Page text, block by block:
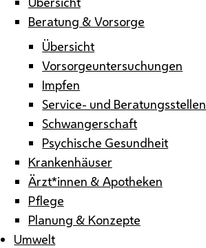
Beratung & Vorsorge
Übersicht
Vorsorgeuntersuchungen
Impfen
Service- und Beratungsstellen
Schwangerschaft
Psychische Gesundheit
Krankenhäuser
Ärzt*innen & Apotheken
Pflege
Planung & Konzepte
Umwelt